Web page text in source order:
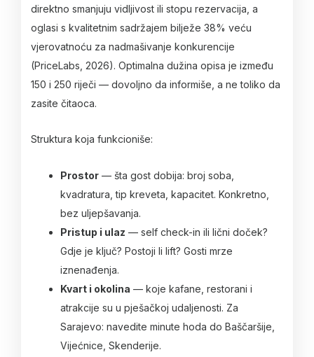
direktno smanjuju vidljivost ili stopu rezervacija, a
oglasi s kvalitetnim sadržajem bilježe 38% veću
vjerovatnoću za nadmašivanje konkurencije
(PriceLabs, 2026). Optimalna dužina opisa je između
150 i 250 riječi — dovoljno da informiše, a ne toliko da
zasite čitaoca.
Struktura koja funkcioniše:
Prostor — šta gost dobija: broj soba,
kvadratura, tip kreveta, kapacitet. Konkretno,
bez uljepšavanja.
Pristup i ulaz — self check-in ili lični doček?
Gdje je ključ? Postoji li lift? Gosti mrze
iznenađenja.
Kvart i okolina — koje kafane, restorani i
atrakcije su u pješačkoj udaljenosti. Za
Sarajevo: navedite minute hoda do Baščaršije,
Vijećnice, Skenderije.